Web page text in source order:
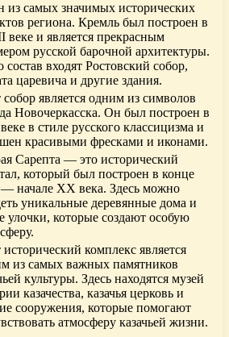
из самых значимых исторических
региона. Кремль был построен в
веке и является прекрасным
русской барочной архитектуры.
состав входят Ростовский собор,
царевича и другие здания.
собор является одним из символов
Новочеркасска. Он был построен в
в стиле русского классицизма и
красивыми фресками и иконами.
Сарепта — это исторический
который был построен в конце
начале XX века. Здесь можно
уникальные деревянные дома и
улочки, которые создают особую
исторический комплекс является
из самых важных памятников
культуры. Здесь находятся музей
казачества, казачья церковь и
сооружения, которые помогают
атмосферу казачьей жизни.